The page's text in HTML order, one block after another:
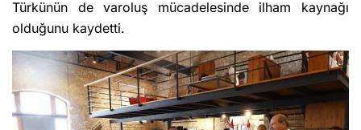
Türkünün de varoluş mücadelesinde ilham kaynağı
olduğunu kaydetti.